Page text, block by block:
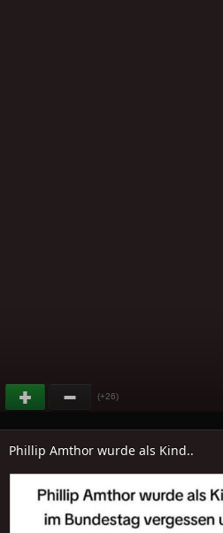
(+26)
Phillip Amthor wurde als Kind..